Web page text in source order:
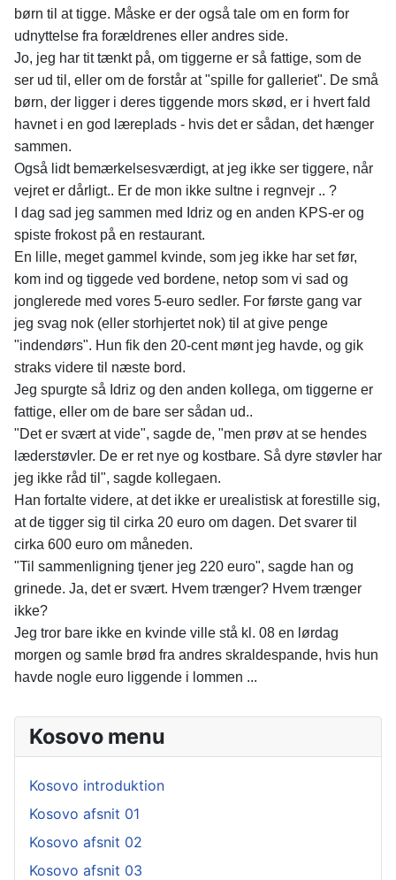
Kosovo menu
Kosovo introduktion
Kosovo afsnit 01
Kosovo afsnit 02
Kosovo afsnit 03
børn til at tigge. Måske er der også tale om en form for
udnyttelse fra forældrenes eller andres side.
Jo, jeg har tit tænkt på, om tiggerne er så fattige, som de
ser ud til, eller om de forstår at "spille for galleriet". De små
børn, der ligger i deres tiggende mors skød, er i hvert fald
havnet i en god læreplads - hvis det er sådan, det hænger
sammen.
Også lidt bemærkelsesværdigt, at jeg ikke ser tiggere, når
vejret er dårligt.. Er de mon ikke sultne i regnvejr .. ?
I dag sad jeg sammen med Idriz og en anden KPS-er og
spiste frokost på en restaurant.
En lille, meget gammel kvinde, som jeg ikke har set før,
kom ind og tiggede ved bordene, netop som vi sad og
jonglerede med vores 5-euro sedler. For første gang var
jeg svag nok (eller storhjertet nok) til at give penge
"indendørs". Hun fik den 20-cent mønt jeg havde, og gik
straks videre til næste bord.
Jeg spurgte så Idriz og den anden kollega, om tiggerne er
fattige, eller om de bare ser sådan ud..
"Det er svært at vide", sagde de, "men prøv at se hendes
læderstøvler. De er ret nye og kostbare. Så dyre støvler har
jeg ikke råd til", sagde kollegaen.
Han fortalte videre, at det ikke er urealistisk at forestille sig,
at de tigger sig til cirka 20 euro om dagen. Det svarer til
cirka 600 euro om måneden.
"Til sammenligning tjener jeg 220 euro", sagde han og
grinede. Ja, det er svært. Hvem trænger? Hvem trænger
ikke?
Jeg tror bare ikke en kvinde ville stå kl. 08 en lørdag
morgen og samle brød fra andres skraldespande, hvis hun
havde nogle euro liggende i lommen ...